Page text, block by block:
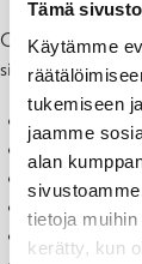
Tämä
Käytämme
tukemiseen
jaamme
alan
tietoja
kerätty, kun
Osa Raaseporin
sijaissovelluksen.
Solbackan
Pinjaisten
Pohjan
Labyrintin
Fiskarin